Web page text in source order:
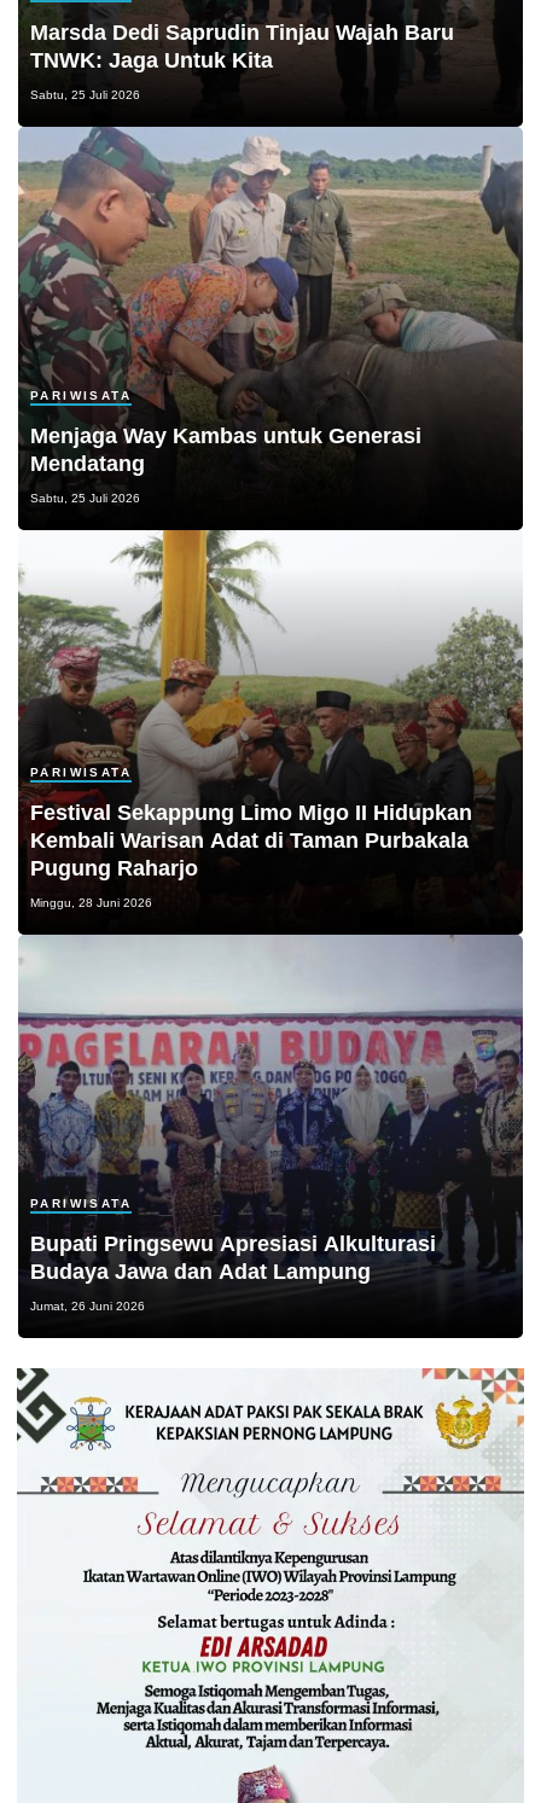
Marsda Dedi Saprudin Tinjau Wajah Baru
TNWK: Jaga Untuk Kita
Sabtu, 25 Juli 2026
PARIWISATA
Menjaga Way Kambas untuk Generasi
Mendatang
Sabtu, 25 Juli 2026
PARIWISATA
Festival Sekappung Limo Migo II Hidupkan
Kembali Warisan Adat di Taman Purbakala
Pugung Raharjo
Minggu, 28 Juni 2026
PARIWISATA
Bupati Pringsewu Apresiasi Alkulturasi
Budaya Jawa dan Adat Lampung
Jumat, 26 Juni 2026